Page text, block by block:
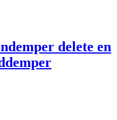
delete en